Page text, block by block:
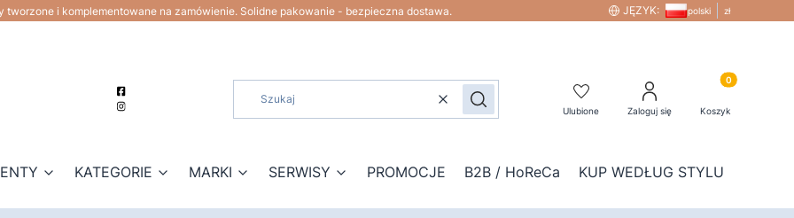
i komplementowane na zamówienie. Solidne pakowanie - bezpieczna dostawa. JĘZYK: polski zł
WyczyśćSzukaj Ulubione Zaloguj się
Produkty w
Koszyk
KATEGORIE MARKI SERWISY PROMOCJE B2B / HoReCa KUP WEDŁUG STYLU